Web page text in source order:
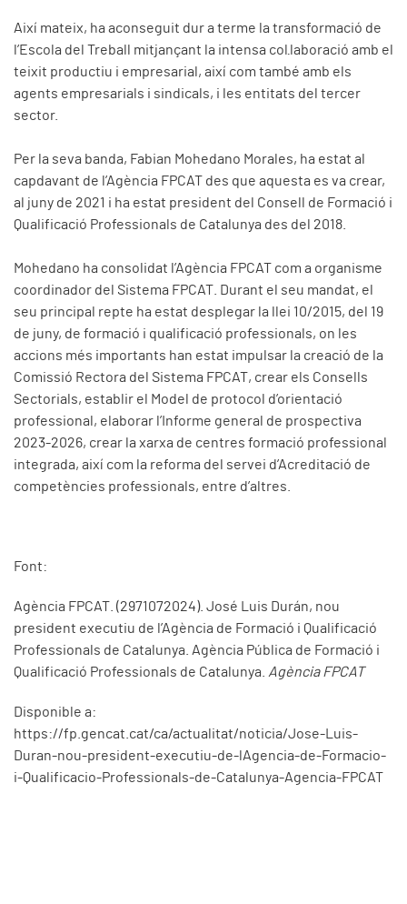
Així mateix, ha aconseguit dur a terme la transformació de
l’Escola del Treball mitjançant la intensa col·laboració amb el
teixit productiu i empresarial, així com també amb els
agents empresarials i sindicals, i les entitats del tercer
sector.
Per la seva banda, Fabian Mohedano Morales, ha estat al
capdavant de l’Agència FPCAT des que aquesta es va crear,
al juny de 2021 i ha estat president del Consell de Formació i
Qualificació Professionals de Catalunya des del 2018.
Mohedano ha consolidat l’Agència FPCAT com a organisme
coordinador del Sistema FPCAT. Durant el seu mandat, el
seu principal repte ha estat desplegar la llei 10/2015, del 19
de juny, de formació i qualificació professionals, on les
accions més importants han estat impulsar la creació de la
Comissió Rectora del Sistema FPCAT, crear els Consells
Sectorials, establir el Model de protocol d’orientació
professional, elaborar l’Informe general de prospectiva
2023-2026, crear la xarxa de centres formació professional
integrada, així com la reforma del servei d’Acreditació de
competències professionals, entre d’altres.
Font:
Agència FPCAT. (2971072024). José Luis Durán, nou
president executiu de l’Agència de Formació i Qualificació
Professionals de Catalunya. Agència Pública de Formació i
Qualificació Professionals de Catalunya. Agència FPCAT
Disponible a:
https://fp.gencat.cat/ca/actualitat/noticia/Jose-Luis-
Duran-nou-president-executiu-de-lAgencia-de-Formacio-
i-Qualificacio-Professionals-de-Catalunya-Agencia-FPCAT